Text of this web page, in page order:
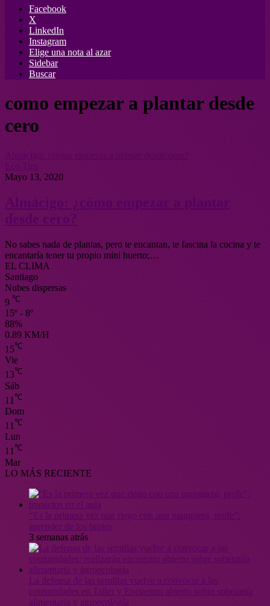
Facebook
X
LinkedIn
Instagram
Elige una nota al azar
Sidebar
Buscar
como empezar a plantar desde
cero
Mayo 13, 2020
No sabes nada de plantas, pero te encantan, te fascina la cocina y te
encantaría tener tu propio mini huerto;…
EL CLIMA
Santiago
Nubes dispersas
9 ℃
15º - 8º
88%
0.89 KM/H
15℃
Vie
13℃
Sáb
11 ℃
Dom
11 ℃
Lun
11℃
Mar
LO MÁS RECIENTE
3 semanas atrás